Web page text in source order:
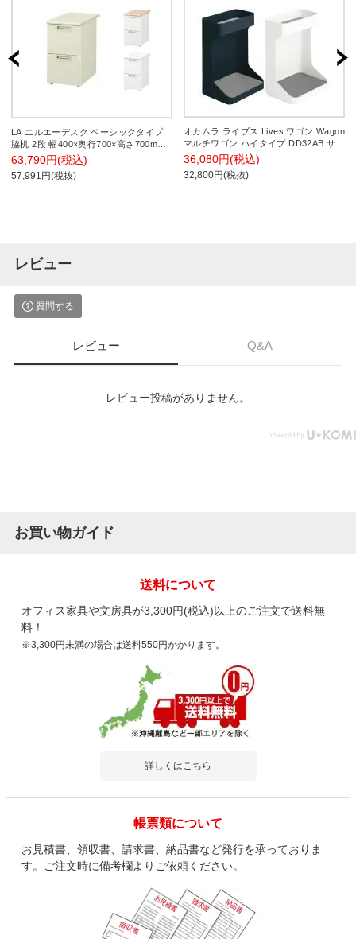
LA エルエーデスク ベーシックタイプ
脇机 2段 幅400×奥行700×高さ700mm
LA-N047D-2 プラス(PLUS)
63,790円(税込)
57,991円(税抜)
オカムラ ライブス Lives ワゴン Wagon
マルチワゴン ハイタイプ DD32AB サイ
ドワゴン デスク収納 荷物置き オープ
ン 幅450×奥行345×高さ650mm キャス
ター付き 奥行600mm用 ブラック・ホ
36,080円(税込)
32,800円(税抜)
レビュー
質問する
レビュー Q&A
レビュー投稿がありません。
お買い物ガイド
送料について
オフィス家具や文房具が3,300円(税込)以上のご注文で送料無
料！
※3,300円未満の場合は送料550円かかります。
詳しくはこちら
帳票類について
お見積書、領収書、請求書、納品書など発行を承っておりま
す。ご注文時に備考欄よりご依頼ください。